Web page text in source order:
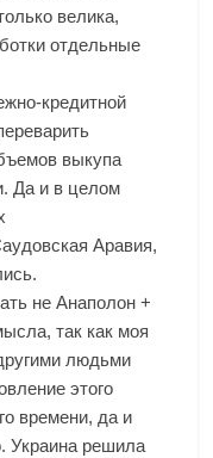
велика,
отдельные
кредитной
выкупа
Да и в целом
Аравия,
не Анаполон +
так как моя
людьми
этого
времени, да и
Украина решила